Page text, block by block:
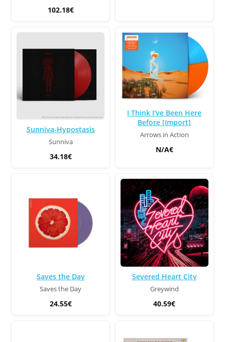
102.18€
Sunniva-Hypostasis
Sunniva
34.18€
I Think I've Been Here
Before [Import]
Arrows in Action
N/A€
Saves the Day
Saves the Day
24.55€
Severed Heart City
Greywind
40.59€